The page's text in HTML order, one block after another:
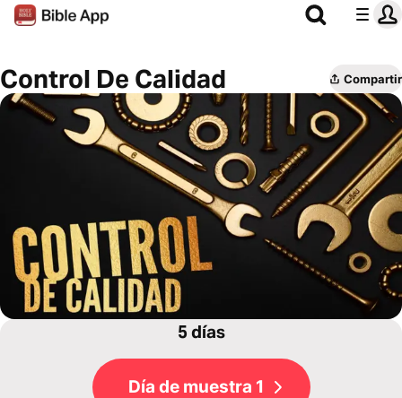
Control De Calidad Compartir
5 días
Día de muestra 1